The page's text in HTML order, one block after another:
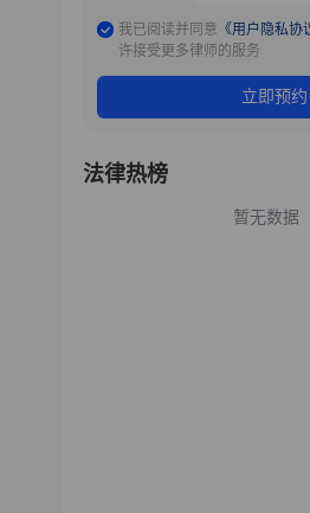
我已阅读并同意 《用户隐私协
许接受更多律师的服务
立即预约
法律热榜
暂无数据